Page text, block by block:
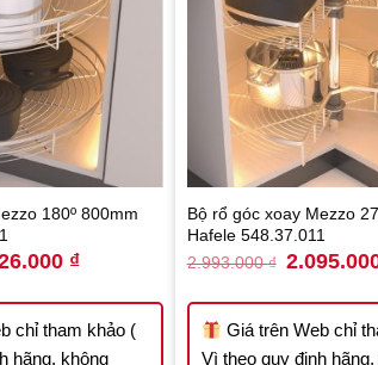
180º 800mm
₫.
₫Current
2.026.000 ₫.
chỉ tham khảo (
hãng, không
Bộ rổ góc xoay Mezzo
Hafele 548.37.011
2.993.000₫ Original
price
2.993.000 ₫.
Giá trên Web chỉ
Vì theo quy định